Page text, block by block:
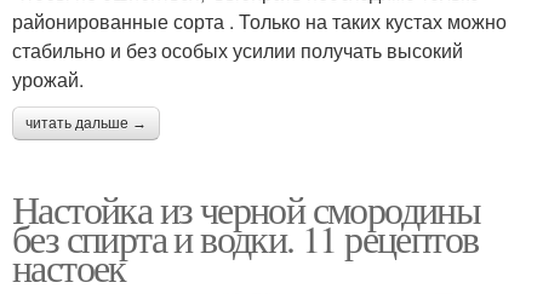
районированные сорта . Только на таких кустах можно
стабильно и без особых усилии получать высокий
урожай.
читать дальше →
Настойка из черной смородины
без спирта и водки. 11 рецептов
настоек